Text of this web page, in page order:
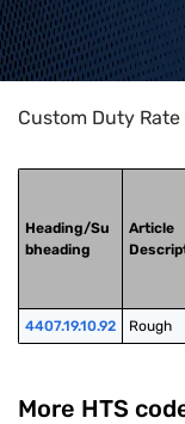
Home>HTS Codes>
Custom Duty Rate
Heading/Su
bheading
Article
4407.19.10.92 Rough
More HTS